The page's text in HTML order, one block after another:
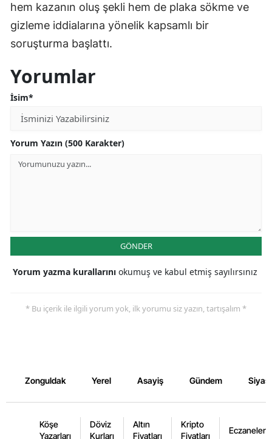
hem kazanın oluş şekli hem de plaka sökme ve
gizleme iddialarına yönelik kapsamlı bir
soruşturma başlattı.
Yorumlar
İsim*
Yorum Yazın (500 Karakter)
GÖNDER
Yorum yazma kurallarını okumuş ve kabul etmiş sayılırsınız
* Bu içerik ile ilgili yorum yok, ilk yorumu siz yazın, tartışalım *
Zonguldak Yerel Asayiş Gündem
Köşe
Yazarları
Döviz
Kurları
Altın
Fiyatları
Kripto
Fiyatları
Eczaneler